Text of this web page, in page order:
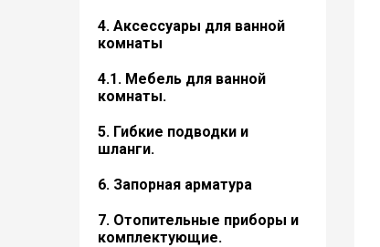
4. Аксессуары для ванной
комнаты
4.1. Мебель для ванной
комнаты.
5. Гибкие подводки и
шланги.
6. Запорная арматура
7. Отопительные приборы и
комплектующие.